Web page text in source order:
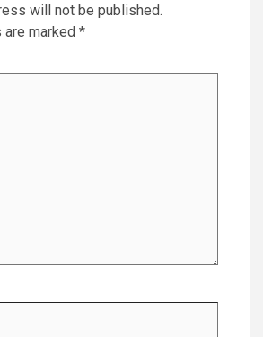
will not be published.
marked *